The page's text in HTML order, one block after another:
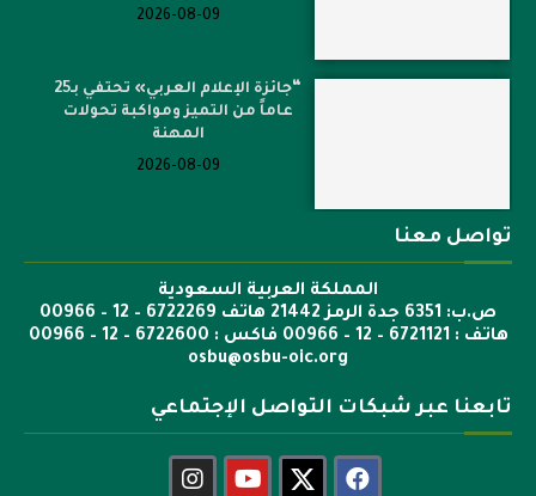
2026-08-09
“جائزة الإعلام العربي» تحتفي بـ25
عاماً من التميز ومواكبة تحولات
المهنة
2026-08-09
تواصل معنا
المملكة العربية السعودية
ص.ب: 6351 جدة الرمز 21442 هاتف 6722269 – 12 – 00966
هاتف : 6721121 – 12 – 00966 فاكس : 6722600 – 12 – 00966
osbu@osbu-oic.org
تابعنا عبر شبكات التواصل الإجتماعي